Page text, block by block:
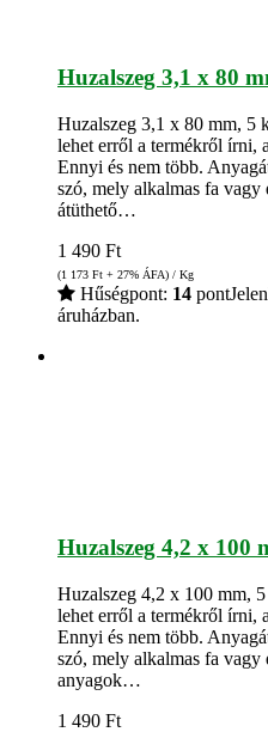
Huzalszeg 3,1 x 80
Huzalszeg 3,1 x 80 mm,
lehet erről a termékről írni,
Ennyi és nem több.
szó, mely alkalmas fa vagy
átüthető…
1 490 Ft
(1 173 Ft + 27% ÁFA) / Kg
Hűségpont: 14 pont
áruházban.
Huzalszeg 4,2 x 100
Huzalszeg 4,2 x 100 mm,
lehet erről a termékről írni,
Ennyi és nem több.
szó, mely alkalmas fa vagy
anyagok…
1 490 Ft